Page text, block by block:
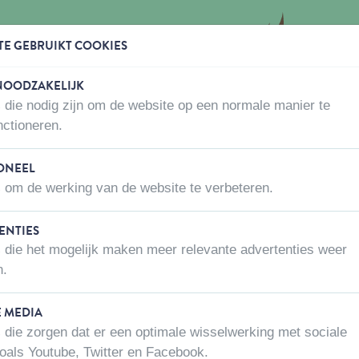
WAAR KOPEN OVER ONS CONTACTEER ONS
Activ
BIOGANCE
0,25 l
GEBRUIKT COOKIES
die nodig zijn om de website op een normale manier te
om de werking van de website te verbeteren.
die het mogelijk maken meer relevante advertenties weer
MEDIA
die zorgen dat er een optimale wisselwerking met sociale
Youtube, Twitter en Facebook.